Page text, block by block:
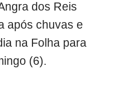
dos Reis
após chuvas e
na Folha para
(6).